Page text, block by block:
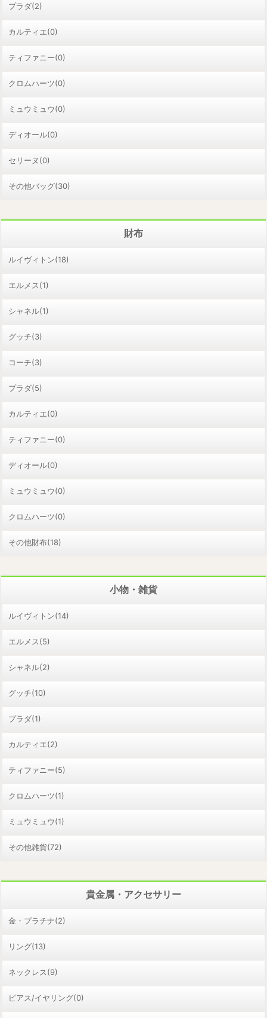
プラダ(2)
カルティエ(0)
ティファニー(0)
クロムハーツ(0)
ミュウミュウ(0)
ディオール(0)
セリーヌ(0)
その他バッグ(30)
財布
ルイヴィトン(18)
エルメス(1)
シャネル(1)
グッチ(3)
コーチ(3)
プラダ(5)
カルティエ(0)
ティファニー(0)
ディオール(0)
ミュウミュウ(0)
クロムハーツ(0)
その他財布(18)
小物・雑貨
ルイヴィトン(14)
エルメス(5)
シャネル(2)
グッチ(10)
プラダ(1)
カルティエ(2)
ティファニー(5)
クロムハーツ(1)
ミュウミュウ(1)
その他雑貨(72)
貴金属・アクセサリー
金・プラチナ(2)
リング(13)
ネックレス(9)
ピアス/イヤリング(0)